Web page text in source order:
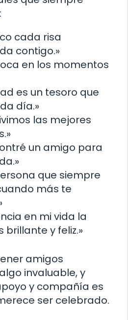
cada risa
contigo.»
en los momentos
es un tesoro que
día.»
las mejores
un amigo para
que siempre
más te
en mi vida la
brillante y feliz.»
amigos
invaluable, y
y compañía es
ser celebrado.